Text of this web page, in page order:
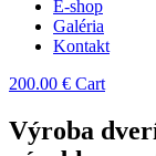
E-shop
Galéria
Kontakt
200.00 € Cart
Výroba